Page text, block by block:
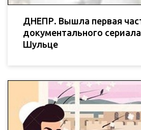
ДНЕПР. Вышла первая
документального
Шульце